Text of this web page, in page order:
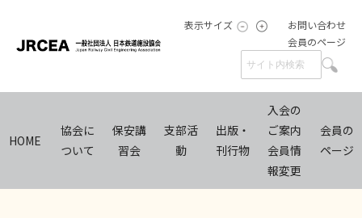
表示サイズ
お問い合わせ
会員のページ
HOME
協会に
ついて
保安講
習会
支部活
動
出版・
刊行物
入会の
ご案内
会員情
報変更
会員の
ページ